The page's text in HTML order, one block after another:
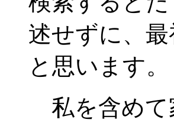
述せずに、
と思います。
私を含めて